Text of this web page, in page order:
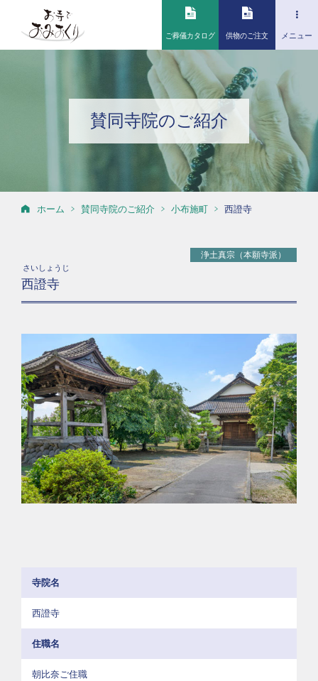
ご葬儀カタログ 供物のご注文 メニュー
賛同寺院のご紹介
ホーム 賛同寺院のご紹介 小布施町 西證寺
さいしょうじ
西證寺
浄土真宗（本願寺派）
寺院名
西證寺
住職名
朝比奈ご住職